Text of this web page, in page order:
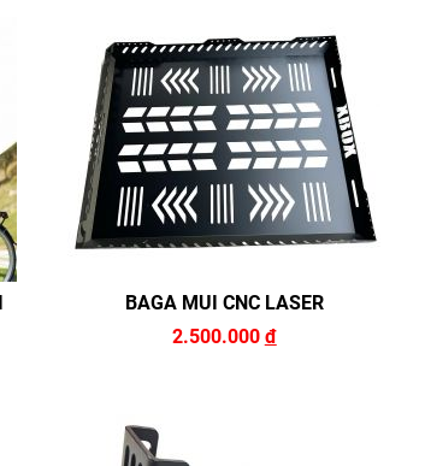
BAGA MUI CNC LASER
2.500.000 đ